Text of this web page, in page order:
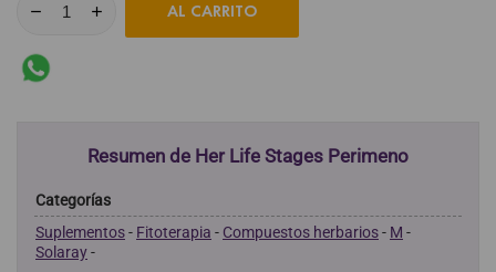
AL CARRITO
Resumen de Her Life Stages Perimeno
Categorías
Suplementos- Fitoterapia - Compuestos herbarios- M -
Solaray-